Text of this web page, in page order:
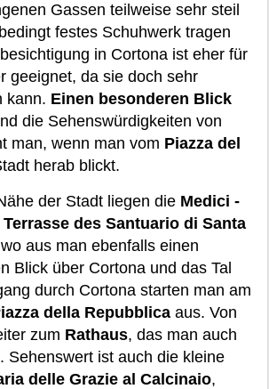
Gassen teilweise sehr steil
festes Schuhwerk tragen
in Cortona ist eher für
geeignet, da sie doch sehr
kann. Einen besonderen Blick
die Sehenswürdigkeiten von
man, wenn man vom Piazza del
herab blickt.
der Stadt liegen die Medici -
Terrasse des Santuario di Santa
aus man ebenfalls einen
Blick über Cortona und das Tal
durch Cortona starten man am
della Repubblica aus. Von
zum Rathaus, das man auch
Sehenswert ist auch die kleine
delle Grazie al Calcinaio,